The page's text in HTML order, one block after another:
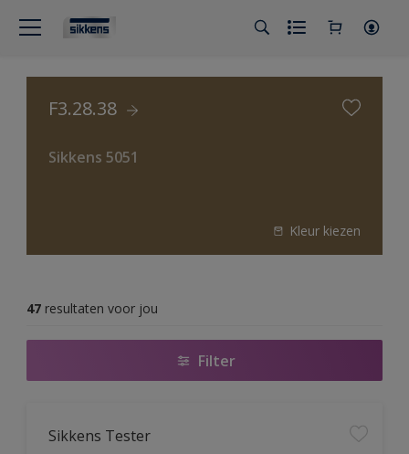
F3.28.38
Sikkens 5051
Kleur kiezen
47 resultaten voor jou
Filter
Sikkens Tester